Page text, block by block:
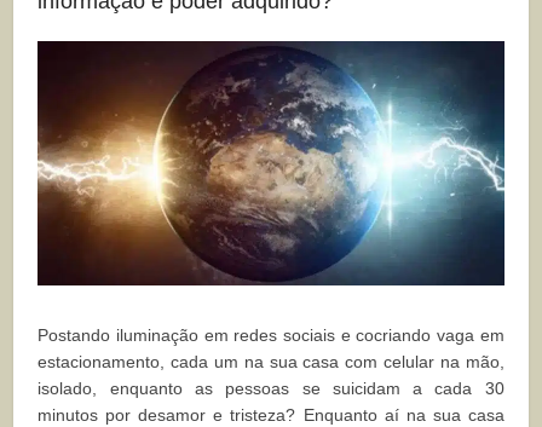
Postando iluminação em redes sociais e cocriando vaga em
estacionamento, cada um na sua casa com celular na mão,
isolado, enquanto as pessoas se suicidam a cada 30
minutos por desamor e tristeza? Enquanto aí na sua casa